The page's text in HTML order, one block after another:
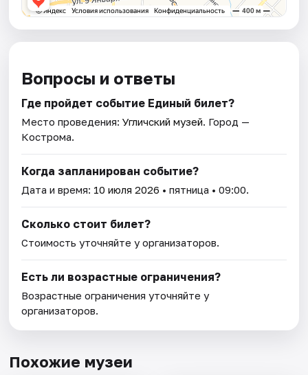
Вопросы и ответы
Где пройдет событие Единый билет?
Место проведения:Угличский музей. Город —
Кострома.
Когда запланирован событие?
Дата и время: 10 июля 2026 • пятница • 09:00.
Сколько стоит билет?
Стоимость уточняйте у организаторов.
Есть ли возрастные ограничения?
Возрастные ограничения уточняйте у
организаторов.
Похожие музеи